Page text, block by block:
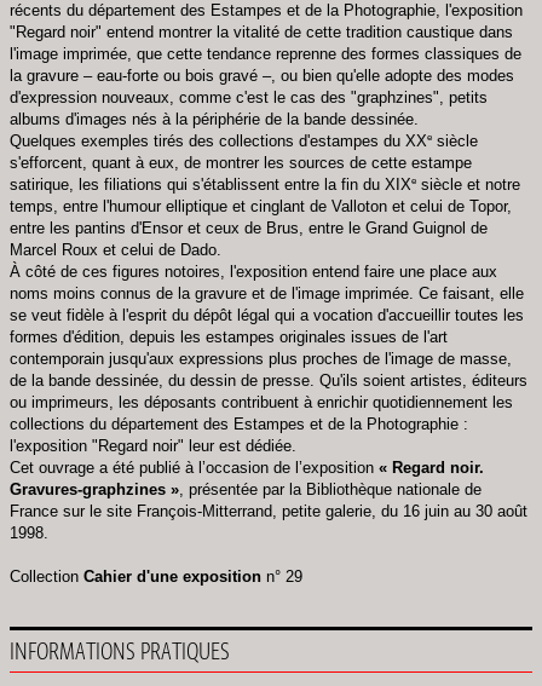
récents du département des Estampes et de la Photographie, l'exposition
"Regard noir" entend montrer la vitalité de cette tradition caustique dans
l'image imprimée, que cette tendance reprenne des formes classiques de
la gravure – eau-forte ou bois gravé –, ou bien qu'elle adopte des modes
d'expression nouveaux, comme c'est le cas des "graphzines", petits
albums d'images nés à la périphérie de la bande dessinée.
Quelques exemples tirés des collections d'estampes du XXe siècle
s'efforcent, quant à eux, de montrer les sources de cette estampe
satirique, les filiations qui s'établissent entre la fin du XIXe siècle et notre
temps, entre l'humour elliptique et cinglant de Valloton et celui de Topor,
entre les pantins d'Ensor et ceux de Brus, entre le Grand Guignol de
Marcel Roux et celui de Dado.
À côté de ces figures notoires, l'exposition entend faire une place aux
noms moins connus de la gravure et de l'image imprimée. Ce faisant, elle
se veut fidèle à l'esprit du dépôt légal qui a vocation d'accueillir toutes les
formes d'édition, depuis les estampes originales issues de l'art
contemporain jusqu'aux expressions plus proches de l'image de masse,
de la bande dessinée, du dessin de presse. Qu'ils soient artistes, éditeurs
ou imprimeurs, les déposants contribuent à enrichir quotidiennement les
collections du département des Estampes et de la Photographie :
l'exposition "Regard noir" leur est dédiée.
Cet ouvrage a été publié à l’occasion de l’exposition « Regard noir.
Gravures-graphzines », présentée par la Bibliothèque nationale de
France sur le site François-Mitterrand, petite galerie, du 16 juin au 30 août
1998.
Collection Cahier d'une exposition n° 29
INFORMATIONS PRATIQUES